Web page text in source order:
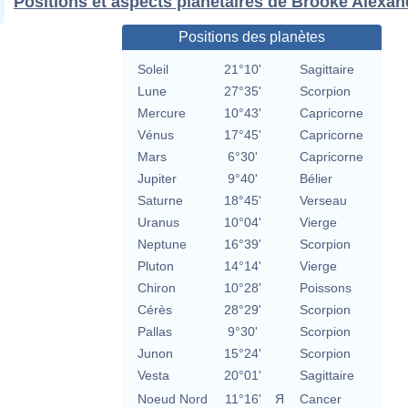
Positions des planètes
Soleil 21°10'
Sagittaire
Lune
27°35'
Scorpion
Mercure
10°43'
Capricorne
Vénus
17°45'
Capricorne
Mars
6°30'
Capricorne
Jupiter
9°40'
Bélier
Saturne
18°45'
Verseau
Uranus
10°04'
Vierge
Neptune
16°39'
Scorpion
Pluton
14°14'
Vierge
Chiron
10°28'
Poissons
Cérès
28°29'
Scorpion
Pallas
9°30'
Scorpion
Junon
15°24'
Scorpion
Vesta
20°01'
Sagittaire
Noeud Nord
11°16' Я Cancer